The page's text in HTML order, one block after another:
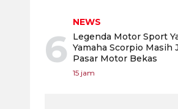
6
NEWS
Legenda Motor Sport
Yamaha Scorpio Masih
Pasar Motor Bekas
15 jam